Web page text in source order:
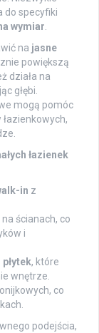
do specyfiki
wymiar
na jasne
powiększą
działa na
głębi.
mogą pomóc
łazienek
in z
na ścianach, co
i
, które
wnętrze.
co
podejścia,